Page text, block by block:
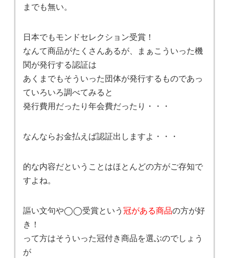
までも無い。
日本でもモンドセレクション受賞！
なんて商品がたくさんあるが、まぁこういった機
関が発行する認証は
あくまでもそういった団体が発行するものであっ
ていろいろ調べてみると
発行費用だったり年会費だったり・・・
なんならお金払えば認証出しますよ・・・
的な内容だということはほとんどの方がご存知で
すよね。
謳い文句や◯◯受賞という冠がある商品の方が好
き！
って方はそういった冠付き商品を選ぶのでしょう
が